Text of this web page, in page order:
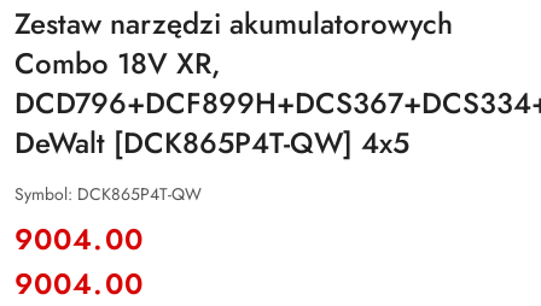
Zestaw narzędzi akumulatorowych
Combo 18V XR,
DeWalt [DCK865P4T-QW] 4x5
Symbol: DCK865P4T-QW
cena:
9004.00
Cena:
9004.00